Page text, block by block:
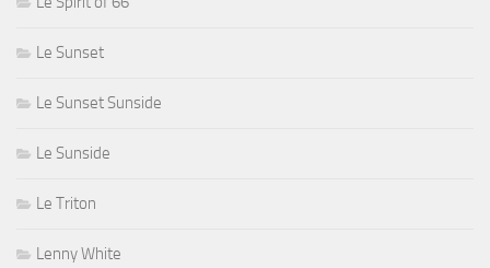
Le Sunset
Le Sunset Sunside
Le Sunside
Le Triton
Lenny White